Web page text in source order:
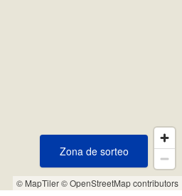
© MapTiler© OpenStreetMap contributors
Zona de sorteo
Zona de sorteo